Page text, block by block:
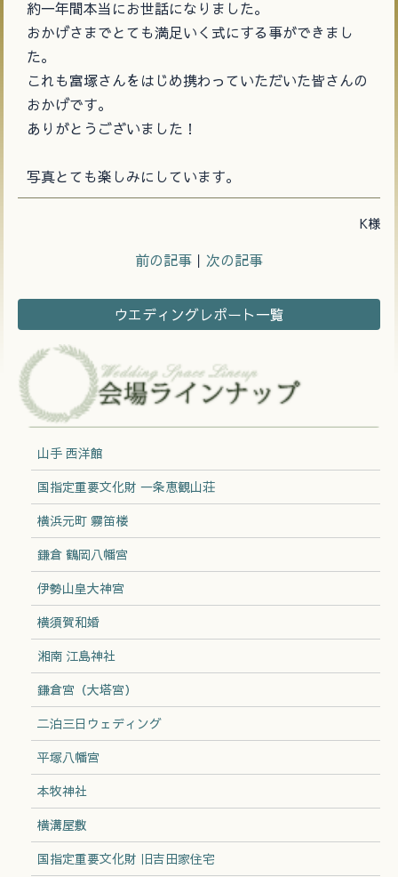
約一年間本当にお世話になりました。
おかげさまでとても満足いく式にする事ができまし
た。
これも富塚さんをはじめ携わっていただいた皆さんの
おかげです。
ありがとうございました！
写真とても楽しみにしています。
K様
前の記事 ｜ 次の記事
ウエディングレポート一覧
山手 西洋館
国指定重要文化財 一条恵観山荘
横浜元町 霧笛楼
鎌倉 鶴岡八幡宮
伊勢山皇大神宮
横須賀和婚
湘南 江島神社
鎌倉宮（大塔宮）
二泊三日ウェディング
平塚八幡宮
本牧神社
横溝屋敷
国指定重要文化財 旧吉田家住宅